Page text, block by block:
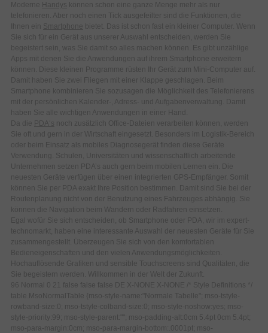
Moderne Handys können schon eine ganze Menge mehr als nur
telefonieren. Aber noch einen Tick ausgefeilter sind die Funktionen, die
Ihnen ein Smartphone bietet. Das ist schon fast ein kleiner Computer. Wenn
Sie sich für ein Gerät aus unserer Auswahl entscheiden, werden Sie
begeistert sein, was Sie damit so alles machen können. Es gibt unzählige
Apps mit denen Sie die Anwendungen auf ihrem Smartphone erweitern
können. Diese kleinen Programme rüsten Ihr Gerät zum Mini-Computer auf.
Damit haben Sie zwei Fliegen mit einer Klappe geschlagen. Beim
Smartphone kombinieren Sie sozusagen die Möglichkeit des Telefonierens
mit der persönlichen Kalender-, Adress- und Aufgabenverwaltung. Damit
haben Sie alle wichtigen Anwendungen in einer Hand.
Da die
PDA‘s noch zusätzlich Office-Dateien verarbeiten können, werden
Sie oft und gern in der Wirtschaft eingesetzt. Besonders im Logistik-Bereich
oder beim Einsatz als mobiles Diagnosegerät finden diese Geräte
Verwendung. Schulen, Universitäten und wissenschaftlich arbeitende
Unternehmen setzen PDA’s auch gern beim mobilen Lernen ein. Die
neuesten Geräte verfügen über einen integrierten GPS-Empfänger. Somit
können Sie per PDA exakt Ihre Position bestimmen. Damit sind Sie bei der
Routenplanung nicht von der Benutzung eines Fahrzeuges abhängig. Sie
können die Navigation beim Wandern oder Radfahren einsetzen.
Egal wofür Sie sich entscheiden, ob Smartphone oder PDA, wir im expert-
technomarkt, haben eine interessante Auswahl der neuesten Geräte für Sie
zusammengestellt. Überzeugen Sie sich von den komfortablen
Bedieneigenschaften und den vielen Anwendungsmöglichkeiten.
Hochauflösende Grafiken und sensible Touchscreens sind Qualitäten, die
Sie begeistern werden. Willkommen in der Welt der Zukunft.
96 Normal 0 21 false false false DE X-NONE X-NONE /* Style Definitions */
table.MsoNormalTable {mso-style-name:"Normale Tabelle"; mso-tstyle-
rowband-size:0; mso-tstyle-colband-size:0; mso-style-noshow:yes; mso-
style-priority:99; mso-style-parent:""; mso-padding-alt:0cm 5.4pt 0cm 5.4pt;
mso-para-margin:0cm; mso-para-margin-bottom:.0001pt; mso-